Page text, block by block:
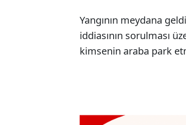
Yangının meydana
iddiasının sorulması
kimsenin araba park